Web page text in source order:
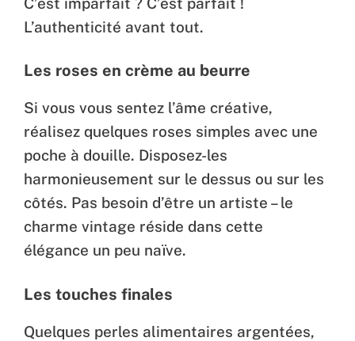
L’authenticité avant tout.
Les roses en crème au beurre
Si vous vous sentez l’âme créative,
réalisez quelques roses simples avec une
poche à douille. Disposez-les
harmonieusement sur le dessus ou sur les
côtés. Pas besoin d’être un artiste – le
charme vintage réside dans cette
élégance un peu naïve.
Les touches finales
Quelques perles alimentaires argentées,